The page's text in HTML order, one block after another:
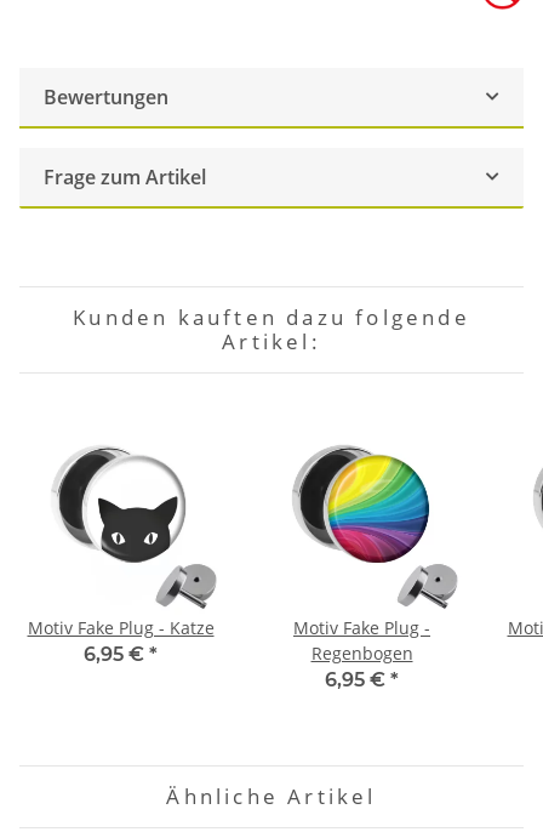
Bewertungen
Frage zum Artikel
Kunden kauften dazu folgende
Artikel:
Motiv Fake Plug - Katze
6,95 € *
Motiv Fake Plug -
Regenbogen
6,95 € *
Ähnliche Artikel